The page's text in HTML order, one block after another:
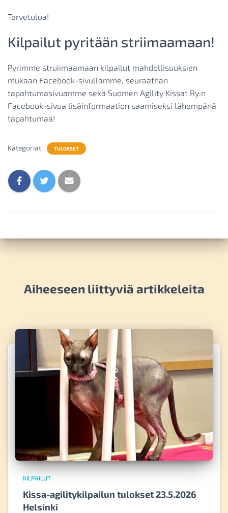
Tervetuloa!
Kilpailut pyritään striimaamaan!
Pyrimme struiimaamaan kilpailut mahdollisuuksien
mukaan Facebook-sivullamme, seuraathan
tapahtumasivuamme sekä Suomen Agility Kissat Ry:n
Facebook-sivua lisäinformaation saamiseksi lähempänä
tapahtumaa!
Kategoriat: TULOKSET
Aiheeseen liittyviä artikkeleita
KILPAILUT
Kissa-agilitykilpailun tulokset 23.5.2026
Helsinki